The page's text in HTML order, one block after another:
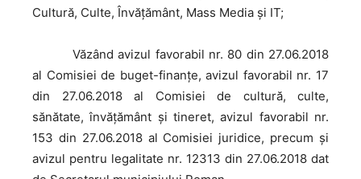
Cultură, Culte, Învățământ, Mass Media și IT;
Văzând avizul favorabil nr. 80 din 27.06.2018
al Comisiei de buget-finanţe, avizul favorabil nr. 17
din 27.06.2018 al Comisiei de cultură, culte,
sănătate, învăţământ şi tineret, avizul favorabil nr.
153 din 27.06.2018 al Comisiei juridice, precum şi
avizul pentru legalitate nr. 12313 din 27.06.2018 dat